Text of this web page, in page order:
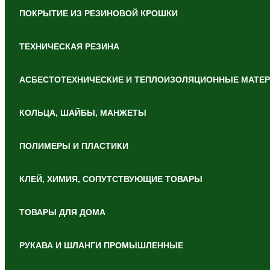
ПОКРЫТИЕ ИЗ РЕЗИНОВОЙ КРОШКИ
ТЕХНИЧЕСКАЯ РЕЗИНА
АСБЕСТОТЕХНИЧЕСКИЕ И ТЕПЛОИЗОЛЯЦИОННЫЕ
КОЛЬЦА, ШАЙБЫ, МАНЖЕТЫ
ПОЛИМЕРЫ И ПЛАСТИКИ
КЛЕЙ, ХИМИЯ, СОПУТСТВУЮЩИЕ ТОВАРЫ
ТОВАРЫ ДЛЯ ДОМА
РУКАВА И ШЛАНГИ ПРОМЫШЛЕННЫЕ